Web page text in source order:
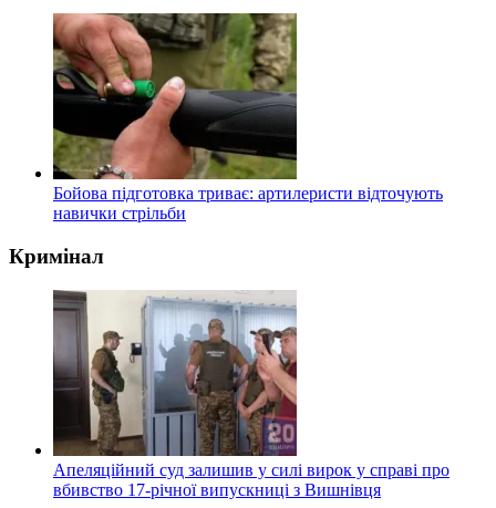
Бойова підготовка триває: артилеристи відточують
навички стрільби
Кримінал
Апеляційний суд залишив у силі вирок у справі про
вбивство 17-річної випускниці з Вишнівця